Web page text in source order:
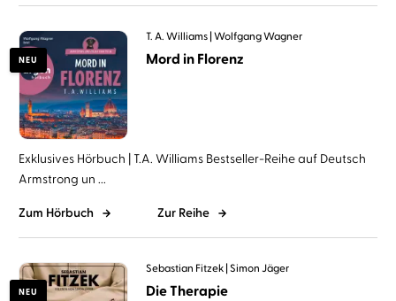
NEU
T. A. Williams Wolfgang Wagner
Mord in Florenz
Exklusives Hörbuch | T.A. Williams Bestseller-Reihe auf Deutsch
Armstrong un ...
Zum Hörbuch Zur Reihe
NEU
Sebastian Fitzek Simon Jäger
Die Therapie